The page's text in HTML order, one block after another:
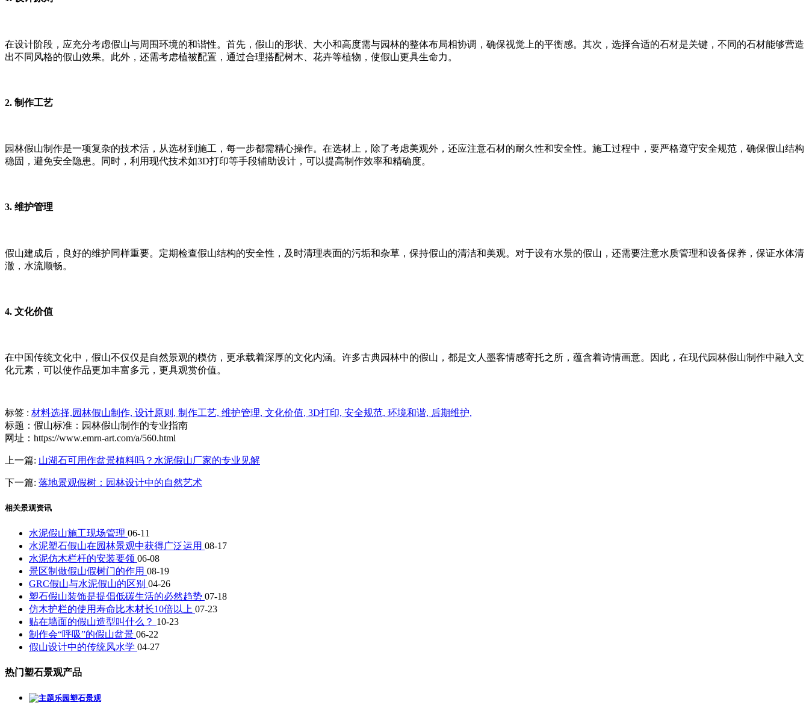
在设计阶段，应充分考虑假山与周围环境的和谐性。首先，假山的形状、大小和高度需与园林的整体布局相协调，确保视觉上的平衡感。其次，选择合适的石材是关键，不同的石材能够营造
出不同风格的假山效果。此外，还需考虑植被配置，通过合理搭配树木、花卉等植物，使假山更具生命力。
2. 制作工艺
园林假山制作是一项复杂的技术活，从选材到施工，每一步都需精心操作。在选材上，除了考虑美观外，还应注意石材的耐久性和安全性。施工过程中，要严格遵守安全规范，确保假山结构
稳固，避免安全隐患。同时，利用现代技术如3D打印等手段辅助设计，可以提高制作效率和精确度。
3. 维护管理
假山建成后，良好的维护同样重要。定期检查假山结构的安全性，及时清理表面的污垢和杂草，保持假山的清洁和美观。对于设有水景的假山，还需要注意水质管理和设备保养，保证水体清
澈，水流顺畅。
4. 文化价值
在中国传统文化中，假山不仅仅是自然景观的模仿，更承载着深厚的文化内涵。许多古典园林中的假山，都是文人墨客情感寄托之所，蕴含着诗情画意。因此，在现代园林假山制作中融入文
化元素，可以使作品更加丰富多元，更具观赏价值。
标签 : 材料选择,园林假山制作, 设计原则, 制作工艺, 维护管理, 文化价值, 3D打印, 安全规范, 环境和谐, 后期维护,
标题：假山标准：园林假山制作的专业指南
网址：https://www.emrn-art.com/a/560.html
上一篇: 山湖石可用作盆景植料吗？水泥假山厂家的专业见解
下一篇: 落地景观假树：园林设计中的自然艺术
相关景观资讯
水泥假山施工现场管理 06-11
水泥塑石假山在园林景观中获得广泛运用 08-17
水泥仿木栏杆的安装要领 06-08
景区制做假山假树门的作用 08-19
GRC假山与水泥假山的区别 04-26
塑石假山装饰是提倡低碳生活的必然趋势 07-18
仿木护栏的使用寿命比木材长10倍以上 07-23
贴在墙面的假山造型叫什么？ 10-23
制作会“呼吸”的假山盆景 06-22
假山设计中的传统风水学 04-27
热门塑石景观产品